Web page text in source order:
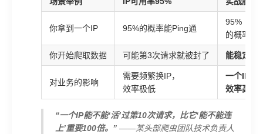
你拿到一个IP 95%的概率能Ping通
95%
的概率能
你开始爬取数据 可能第3次请求就被封了 能稳定爬
对业务的影响
需要频繁换IP，
效率极低
一个IP能
效率高
“一个IP能不能‘活’过第10次请求，比它‘能不能连
上’重要100倍。” ——某头部爬虫团队技术负责人